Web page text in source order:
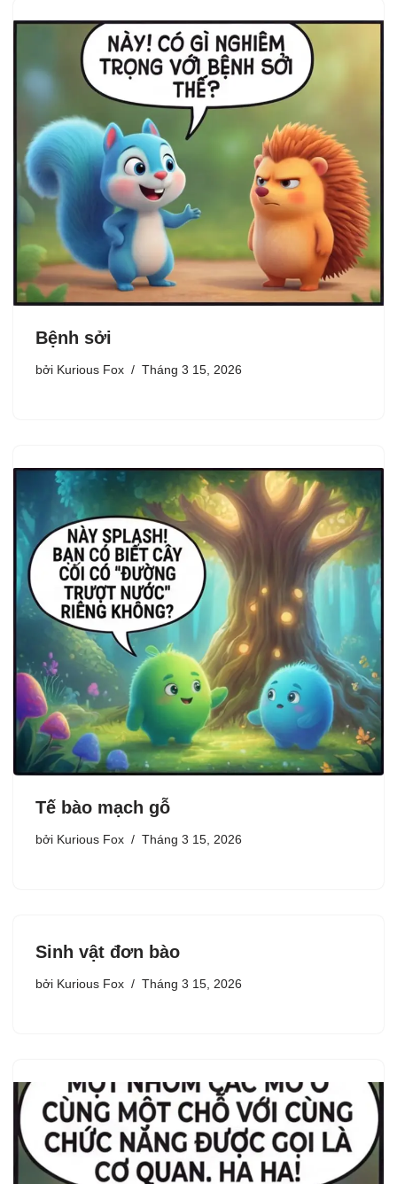
Bệnh sởi
bởi Kurious Fox Tháng 3 15, 2026
Tế bào mạch gỗ
bởi Kurious Fox Tháng 3 15, 2026
Sinh vật đơn bào
bởi Kurious Fox Tháng 3 15, 2026